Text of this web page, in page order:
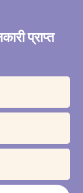
प्राप्त